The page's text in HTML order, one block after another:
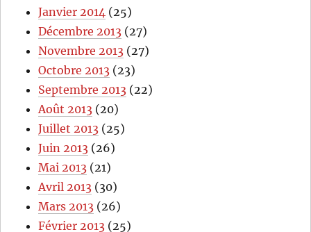
Janvier 2014 (25)
Décembre 2013 (27)
Novembre 2013 (27)
Octobre 2013 (23)
Septembre 2013 (22)
Août 2013 (20)
Juillet 2013 (25)
Juin 2013 (26)
Mai 2013 (21)
Avril 2013 (30)
Mars 2013 (26)
Février 2013 (25)